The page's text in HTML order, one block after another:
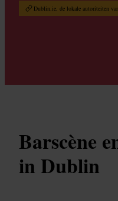
Dublin.ie, de lokale autoriteiten
Barscène
in Dublin